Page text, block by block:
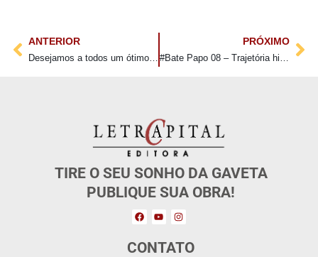
ANTERIOR PRÓXIMO
TIRE O SEU SONHO DA GAVETA
PUBLIQUE SUA OBRA!
CONTATO